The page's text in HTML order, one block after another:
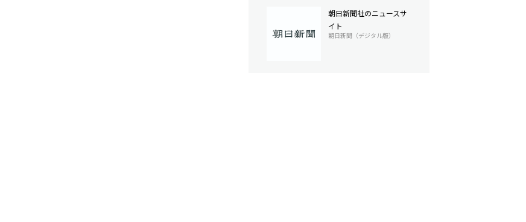
朝日新聞社のニュースサ
イト
朝日新聞（デジタル版）